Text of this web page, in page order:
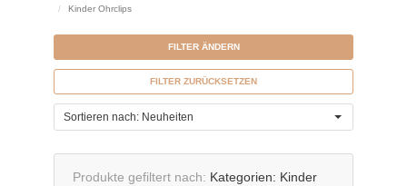
Kinder Ohrclips
FILTER ÄNDERN
FILTER ZURÜCKSETZEN
Sortieren nach: Neuheiten
Produkte gefiltert nach Kategorien: Kinder